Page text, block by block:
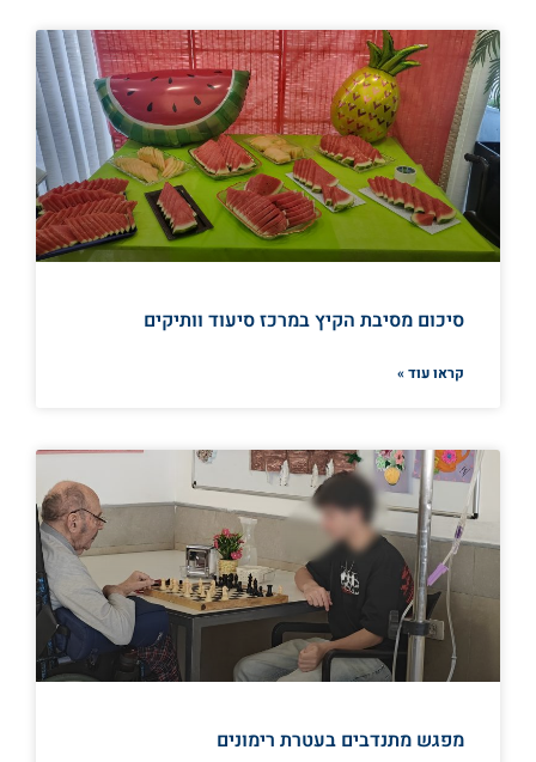
סיכום מסיבת הקיץ במרכז סיעוד וותיקים
קראו עוד »
מפגש מתנדבים בעטרת רימונים